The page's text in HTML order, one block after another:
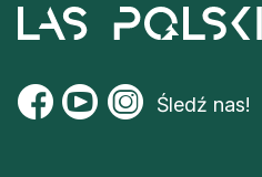
Śledź nas!